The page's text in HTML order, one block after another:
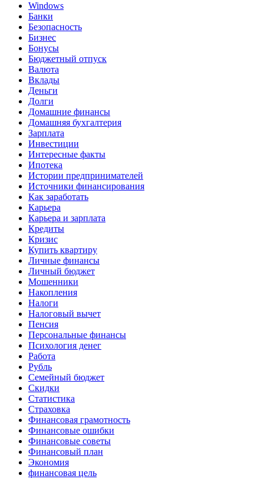
Windows
Банки
Безопасность
Бизнес
Бонусы
Бюджетный отпуск
Валюта
Вклады
Деньги
Долги
Домашние финансы
Домашняя бухгалтерия
Зарплата
Инвестиции
Интересные факты
Ипотека
Истории предпринимателей
Источники финансирования
Как заработать
Карьера
Карьера и зарплата
Кредиты
Кризис
Купить квартиру
Личные финансы
Личный бюджет
Мошенники
Накопления
Налоги
Налоговый вычет
Пенсия
Персональные финансы
Психология денег
Работа
Рубль
Семейный бюджет
Скидки
Статистика
Страховка
Финансовая грамотность
Финансовые ошибки
Финансовые советы
Финансовый план
Экономия
финансовая цель